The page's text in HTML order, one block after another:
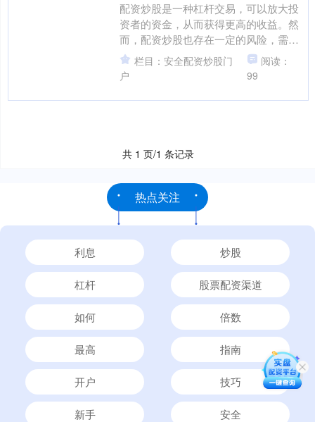
配资炒股是一种杠杆交易，可以放大投
资者的资金，从而获得更高的收益。然
而，配资炒股也存在一定的风险，需要
投资者谨慎操作。 股配资平台通常提供
不同杠杆倍数的融资，例....
栏目：安全配资炒股门
户
阅读：
99
共 1 页/1 条记录
热点关注
利息 炒股
杠杆 股票配资渠道
如何 倍数
最高 指南
开户 技巧
新手 安全